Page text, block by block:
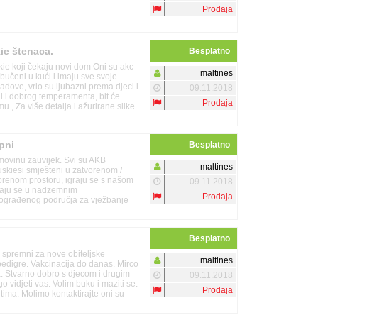
Prodaja
štenaca.
koji čekaju novi dom Oni su akc
u kući i imaju sve svoje
vrlo su ljubazni prema djeci i
dobrog temperamenta, bit će
, Za više detalja i ažurirane slike.
Besplatno
maltines
09.11.2018
Prodaja
zauvijek. Svi su AKB
smješteni u zatvorenom /
prostoru, igraju se s našom
se u nadzemnim
područja za vježbanje
Besplatno
maltines
09.11.2018
Prodaja
za nove obiteljske
Vakcinacija do danas. Mirco
Stvarno dobro s djecom i drugim
vidjeti vas. Volim buku i maziti se.
Molimo kontaktirajte oni su
Besplatno
maltines
09.11.2018
Prodaja